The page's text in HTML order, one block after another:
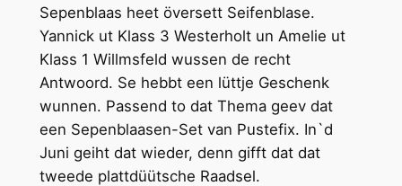
Sepenblaas heet översett Seifenblase.
Yannick ut Klass 3 Westerholt un Amelie ut
Klass 1 Willmsfeld wussen de recht
Antwoord. Se hebbt een lüttje Geschenk
wunnen. Passend to dat Thema geev dat
een Sepenblaasen-Set van Pustefix. In`d
Juni geiht dat wieder, denn gifft dat dat
tweede plattdüütsche Raadsel.